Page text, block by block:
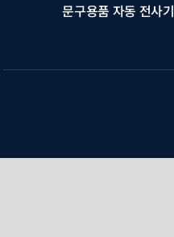
문구용품 자동 전사기